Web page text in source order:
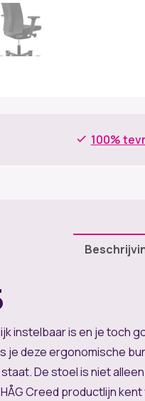
100%
instelbaar is en je toch
je deze ergonomische
De stoel is niet
Creed productlijn